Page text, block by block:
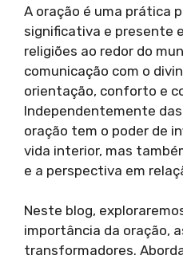
A oração é uma prática
significativa e presente
religiões ao redor do
comunicação com o
orientação, conforto e
Independentemente
oração tem o poder de
vida interior, mas
e a perspectiva em
Neste blog,
importância da oração,
transformadores.